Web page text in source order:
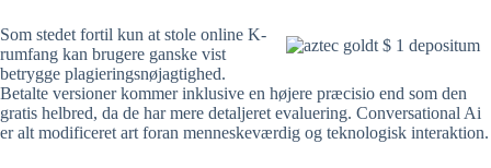
Som stedet fortil kun at stole online K-
rumfang kan brugere ganske vist
betrygge plagieringsnøjagtighed.
Betalte versioner kommer inklusive en højere præcisio end som den
gratis helbred, da de har mere detaljeret evaluering. Conversational Ai
er alt modificeret art foran menneskeværdig og teknologisk interaktion.